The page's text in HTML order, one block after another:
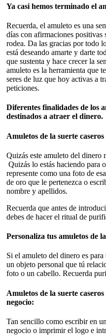
Ya casi hemos terminado el
Recuerda, el amuleto es una
días con afirmaciones
rodea. Da las gracias por todo
está deseando amarte y darte
que sustenta y hace crecer la
amuleto es la herramienta que
seres de luz que hoy activas a
peticiones.
Diferentes finalidades de los
destinados a atraer el dinero.
Amuletos de la suerte
Quizás este amuleto del dinero
Quizás lo estás haciendo para
represente como una foto de
de oro que le pertenezca o
nombre y apellidos.
Recuerda que antes de
debes de hacer el ritual de
Personaliza tus amuletos de
Si el amuleto del dinero es
un objeto personal que tú
foto o un cabello. Recuerda
Amuletos de la suerte
negocio:
Tan sencillo como escribir en
negocio o imprimir el logo e